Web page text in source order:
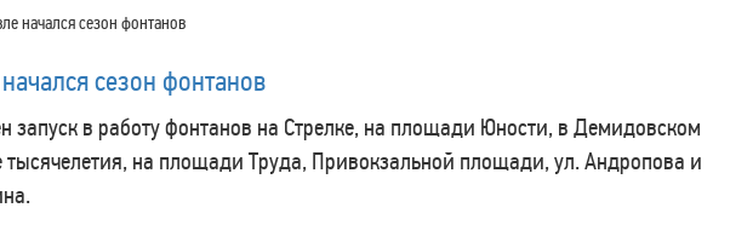
начался сезон фонтанов
сезон фонтанов
запуск в работу фонтанов на Стрелке, на площади Юности, в Демидовском
тысячелетия, на площади Труда, Привокзальной площади, ул. Андропова и